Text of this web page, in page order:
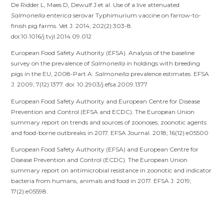
De Ridder L, Maes D, Dewulf J et al. Use of a live attenuated
Salmonella enterica serovar Typhimurium vaccine on farrow-to-
finish pig farms. Vet J. 2014; 202(2):303-8.
doi:10.1016/j.tvjl.2014.09.012
European Food Safety Authority (EFSA). Analysis of the baseline
survey on the prevalence ofSalmonella in holdings with breeding
pigs in the EU, 2008‐Part A:Salmonella prevalence estimates. EFSA
J. 2009; 7(12):1377. doi: 10.2903/j.efsa.2009.1377
European Food Safety Authority and European Centre for Disease
Prevention and Control (EFSA and ECDC). The European Union
summary report on trends and sources of zoonoses, zoonotic agents
and food‐borne outbreaks in 2017. EFSA Journal. 2018; 16(12):e05500
European Food Safety Authority (EFSA) and European Centre for
Disease Prevention and Control (ECDC). The European Union
summary report on antimicrobial resistance in zoonotic and indicator
bacteria from humans, animals and food in 2017. EFSA J. 2019;
17(2):e05598.